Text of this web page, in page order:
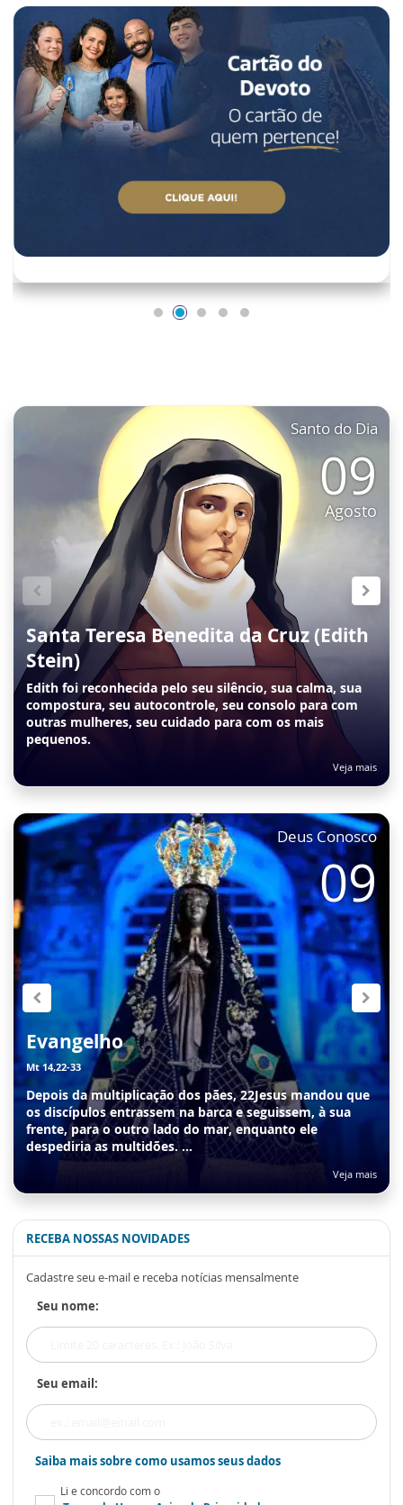
Santo do Dia
09
Agosto
Santa Teresa Benedita da Cruz (Edith
Stein)
Edith foi reconhecida pelo seu silêncio, sua calma, sua
compostura, seu autocontrole, seu consolo para com
outras mulheres, seu cuidado para com os mais
pequenos.
Veja mais
Deus Conosco
09
Evangelho
Mt 14,22-33
Depois da multiplicação dos pães, 22Jesus mandou que
os discípulos entrassem na barca e seguissem, à sua
frente, para o outro lado do mar, enquanto ele
despediria as multidões. ...
Veja mais
RECEBA NOSSAS NOVIDADES
Cadastre seu e-mail e receba notícias mensalmente
Seu nome:
Seu email:
Saiba mais sobre como usamos seus dados
Li e concordo com o